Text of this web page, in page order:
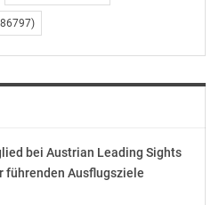
bei Austrian Leading Sights
führenden Ausflugsziele